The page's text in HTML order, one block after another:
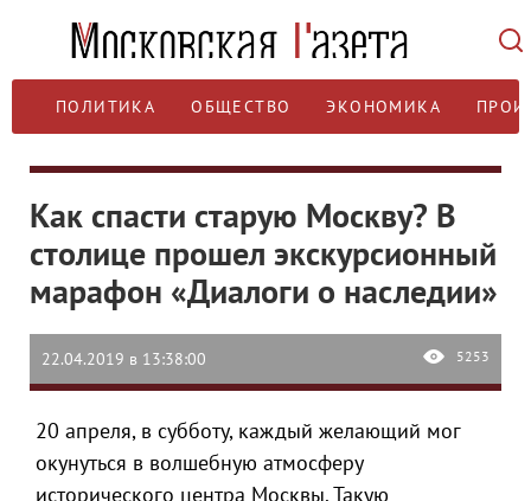
ПОЛИТИКА ОБЩЕСТВО ЭКОНОМИКА
Как спасти старую Москву? В
столице прошел экскурсионный
марафон «Диалоги о наследии»
22.04.2019 в 13:38:00 5253
20 апреля, в субботу, каждый желающий мог
окунуться в волшебную атмосферу
исторического центра Москвы. Такую